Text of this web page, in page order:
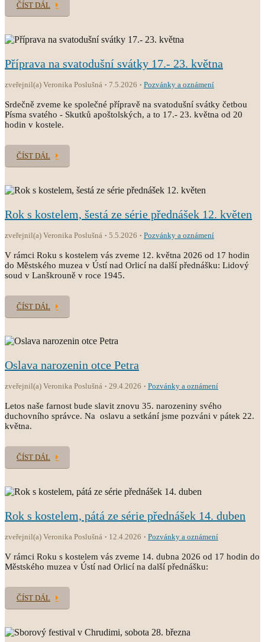
ČÍST DÁL
Příprava na svatodušní svátky 17.- 23. května
zveřejnil(a) Veronika Poslušná 7.5.2026 Pozvánky a oznámení
Srdečně zveme ke společné přípravě na svatodušní svátky četbou
Písma svatého - Skutků apoštolských, a to 17.- 23. května od 20
hodin v kostele.
ČÍST DÁL
Rok s kostelem, šestá ze série přednášek 12. květen
zveřejnil(a) Veronika Poslušná 5.5.2026 Pozvánky a oznámení
V rámci Roku s kostelem vás zveme 12. května 2026 od 17 hodin
do Městského muzea v Ústí nad Orlicí na další přednášku: Lidový
soud v Lanškrouně v roce 1945.
ČÍST DÁL
Oslava narozenin otce Petra
zveřejnil(a) Veronika Poslušná 29.4.2026 Pozvánky a oznámení
Letos naše farnost bude slavit znovu 35. narozeniny svého
duchovního správce. Na oslavu a setkání jsme pozváni v pátek 22.
května.
ČÍST DÁL
Rok s kostelem, pátá ze série přednášek 14. duben
zveřejnil(a) Veronika Poslušná 12.4.2026 Pozvánky a oznámení
V rámci Roku s kostelem vás zveme 14. dubna 2026 od 17 hodin do
Městského muzea v Ústí nad Orlicí na další přednášku:
ČÍST DÁL